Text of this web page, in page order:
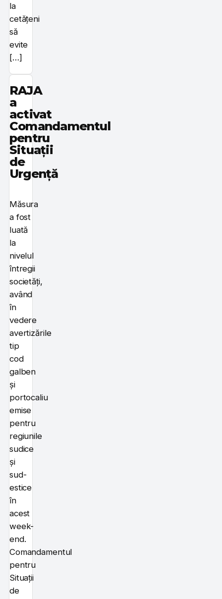
la
cetățeni
să
evite
[…]
RAJA
a
activat
Comandamentul
pentru
Situații
de
Urgență
Măsura
a fost
luată
la
nivelul
întregii
societăți,
având
în
vedere
avertizările
tip
cod
galben
și
portocaliu
emise
pentru
regiunile
sudice
și
sud-
estice
în
acest
week-
end.
Comandamentul
pentru
Situații
de